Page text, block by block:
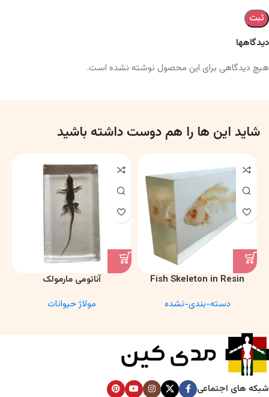
دیدگاهها
هیچ دیدگاهی برای این محصول نوشته نشده است.
شاید این ها را هم دوست داشته باشید
Fish Skeleton in Resin
Anatomy Specimen
دسته-بندی-نشده
آناتومی مارمولک
مولاژ حیوانات
شبکه های اجتماعی